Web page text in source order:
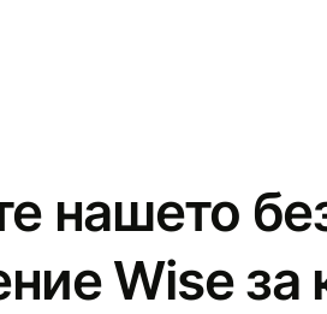
нашето
Wise за